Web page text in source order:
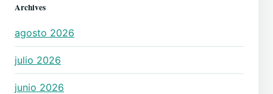
Archives
agosto 2026
julio 2026
junio 2026